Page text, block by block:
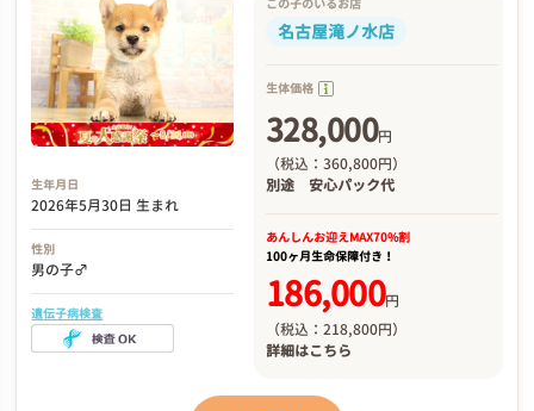
生年月日
2026年5月30日 生まれ
性別
男の子♂
遺伝子病検査
名古屋滝ノ水店
生体価格
328,000円
（税込：360,800円）
別途 安心パック代
あんしんお迎えMAX70%割
100ヶ月生命保障付き！
186,000円
（税込：218,800円）
詳細はこちら